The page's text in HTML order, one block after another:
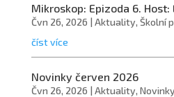
Mikroskop: Epizoda 6. Host:
Čvn 26, 2026 | Aktuality, Školní
číst více
Novinky červen 2026
Čvn 26, 2026 | Aktuality, Novinky